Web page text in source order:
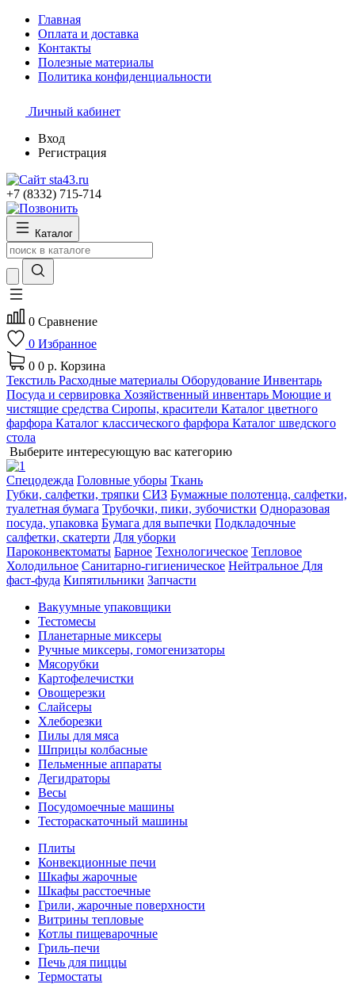
Главная
Оплата и доставка
Контакты
Полезные материалы
Политика конфиденциальности
Личный кабинет
Вход
Регистрация
+7 (8332) 715-714
Каталог
0 Сравнение
0 Избранное
0 0 р. Корзина
Текстиль Расходные материалы Оборудование Инвентарь
Посуда и сервировка Хозяйственный инвентарь Моющие и
чистящие средства Сиропы, красители Каталог цветного
фарфора Каталог классического фарфора Каталог шведского
стола
Выберите интересующую вас категорию
Спецодежда Головные уборы Ткань
Губки, салфетки, тряпки СИЗ Бумажные полотенца, салфетки,
туалетная бумага Трубочки, пики, зубочистки Одноразовая
посуда, упаковка Бумага для выпечки Подкладочные
салфетки, скатерти Для уборки
Пароконвектоматы Барное Технологическое Тепловое
Холодильное Санитарно-гигиеническое Нейтральное Для
фаст-фуда Кипятильники Запчасти
Вакуумные упаковщики
Тестомесы
Планетарные миксеры
Ручные миксеры, гомогенизаторы
Мясорубки
Картофелечистки
Овощерезки
Слайсеры
Хлеборезки
Пилы для мяса
Шприцы колбасные
Пельменные аппараты
Дегидраторы
Весы
Посудомоечные машины
Тестораскаточный машины
Плиты
Конвекционные печи
Шкафы жарочные
Шкафы расстоечные
Грили, жарочные поверхности
Витрины тепловые
Котлы пищеварочные
Гриль-печи
Печь для пиццы
Термостаты